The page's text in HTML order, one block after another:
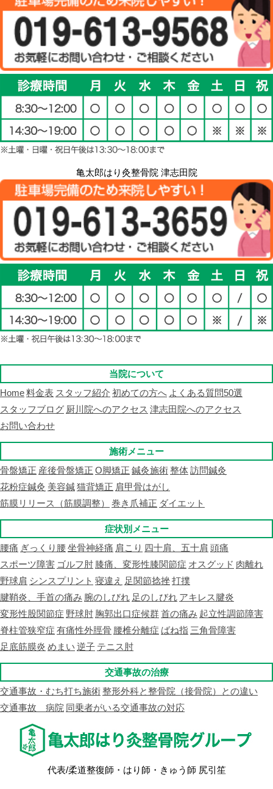
亀太郎はり灸整骨院 津志田院
当院について
Home料金表 スタッフ紹介 初めての方へ よくある質問50選
スタッフブログ 厨川院へのアクセス 津志田院へのアクセス
お問い合わせ
施術メニュー
骨盤矯正 産後骨盤矯正 O脚矯正 鍼灸施術整体訪問鍼灸
花粉症鍼灸 美容鍼猫背矯正 肩甲骨はがし
筋膜リリース（筋膜調整）
巻き爪補正 ダイエット
症状別メニュー
腰痛 ぎっくり腰坐骨神経痛 肩こり 四十肩、五十肩 頭痛
スポーツ障害 ゴルフ肘 膝痛、変形性膝関節症 オスグッド 肉離れ
野球肩 シンスプリント 寝違え 足関節捻挫打撲
腱鞘炎、手首の痛み 腕のしびれ 足のしびれ アキレス腱炎
変形性股関節症 野球肘 胸郭出口症候群首の痛み 起立性調節障害
脊柱管狭窄症 有痛性外脛骨 腰椎分離症 ばね指 三角骨障害
足底筋膜炎 めまい 逆子 テニス肘
交通事故の治療
交通事故・むち打ち施術整形外科と整骨院（接骨院）との違い
交通事故 病院 同乗者がいる交通事故の対応
代表/柔道整復師・はり師・きゅう師 尻引笙